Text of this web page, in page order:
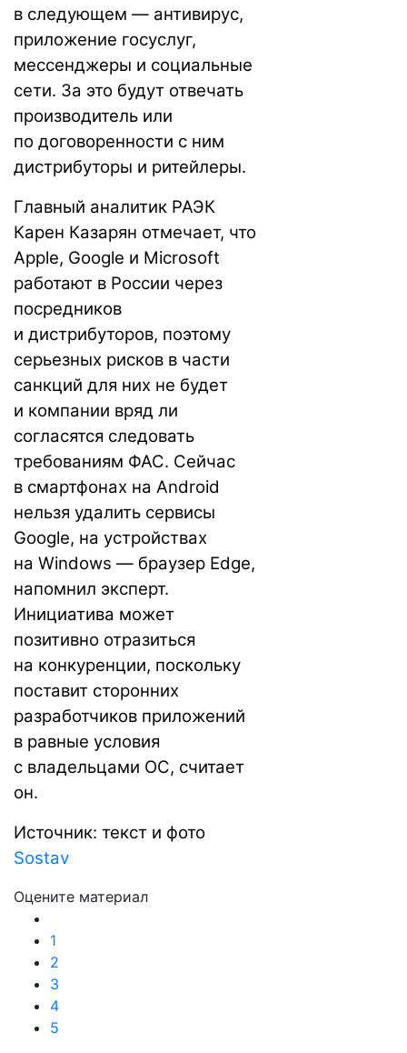
в следующем — антивирус,
приложение госуслуг,
мессенджеры и социальные
сети. За это будут отвечать
производитель или
по договоренности с ним
дистрибуторы и ритейлеры.
Главный аналитик РАЭК
Карен Казарян отмечает, что
Apple, Google и Microsoft
работают в России через
посредников
и дистрибуторов, поэтому
серьезных рисков в части
санкций для них не будет
и компании вряд ли
согласятся следовать
требованиям ФАС. Сейчас
в смартфонах на Android
нельзя удалить сервисы
Google, на устройствах
на Windows — браузер Edge,
напомнил эксперт.
Инициатива может
позитивно отразиться
на конкуренции, поскольку
поставит сторонних
разработчиков приложений
в равные условия
с владельцами ОС, считает
он.
Источник: текст и фото
Sostav
Оцените материал
1
2
3
4
5